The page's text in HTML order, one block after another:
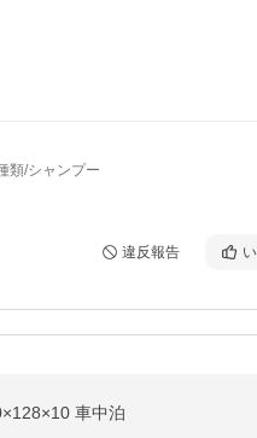
類/シャンプー
違反報告
車中泊